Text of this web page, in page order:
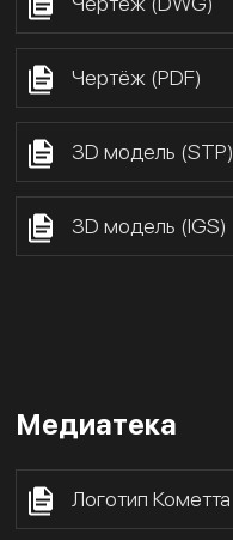
Чертёж (PDF)
3D модель (STP)
3D модель (IGS)
Медиатека
Логотип Кометта